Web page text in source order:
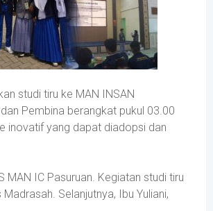
studi tiru ke MAN INSAN
Pembina berangkat pukul 03.00
inovatif yang dapat diadopsi dan
IC Pasuruan. Kegiatan studi tiru
Selanjutnya, Ibu Yuliani,